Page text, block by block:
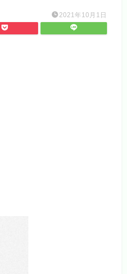
2021年10月1日